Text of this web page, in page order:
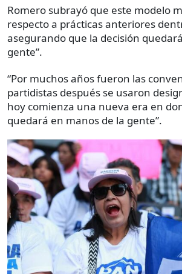
Romero subrayó que este modelo
respecto a prácticas anteriores
asegurando que la decisión
gente”.
“Por muchos años fueron las
partidistas después se usaron
hoy comienza una nueva era en
quedará en manos de la gente”.